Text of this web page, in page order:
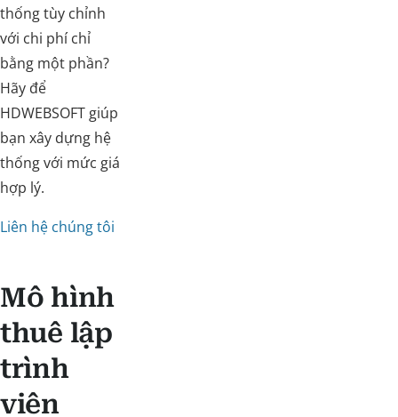
thống tùy chỉnh
với chi phí chỉ
bằng một phần?
Hãy để
HDWEBSOFT giúp
bạn xây dựng hệ
thống với mức giá
hợp lý.
Liên hệ chúng tôi
Mô hình
thuê lập
trình
viên